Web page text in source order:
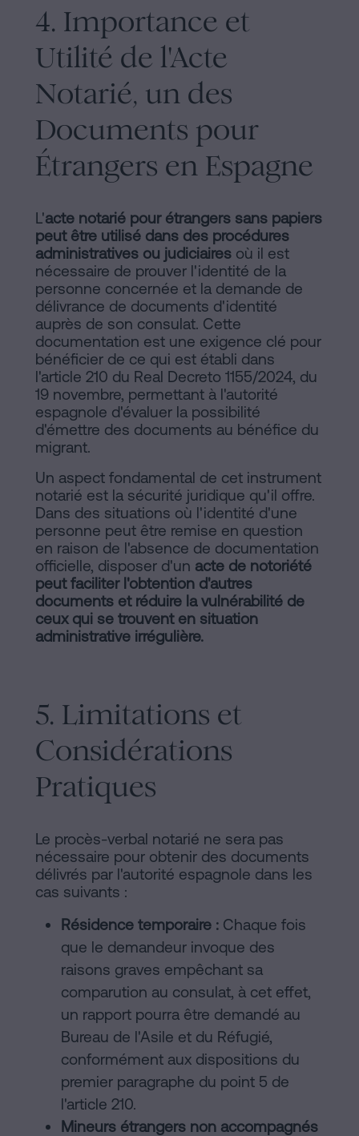
4. Importance et
Utilité de l'Acte
Notarié, un des
Documents pour
Étrangers en Espagne
L'acte notarié pour étrangers sans papiers
peut être utilisé dans des procédures
administratives ou judiciaires où il est
nécessaire de prouver l'identité de la
personne concernée et la demande de
délivrance de documents d'identité
auprès de son consulat. Cette
documentation est une exigence clé pour
bénéficier de ce qui est établi dans
l'article 210 du Real Decreto 1155/2024, du
19 novembre, permettant à l'autorité
espagnole d'évaluer la possibilité
d'émettre des documents au bénéfice du
migrant.
Un aspect fondamental de cet instrument
notarié est la sécurité juridique qu'il offre.
Dans des situations où l'identité d'une
personne peut être remise en question
en raison de l'absence de documentation
officielle, disposer d'un acte de notoriété
peut faciliter l'obtention d'autres
documents et réduire la vulnérabilité de
ceux qui se trouvent en situation
administrative irrégulière.
5. Limitations et
Considérations
Pratiques
Le procès-verbal notarié ne sera pas
nécessaire pour obtenir des documents
délivrés par l'autorité espagnole dans les
cas suivants :
Résidence temporaire : Chaque fois
que le demandeur invoque des
raisons graves empêchant sa
comparution au consulat, à cet effet,
un rapport pourra être demandé au
Bureau de l'Asile et du Réfugié,
conformément aux dispositions du
premier paragraphe du point 5 de
l'article 210.
Mineurs étrangers non accompagnés